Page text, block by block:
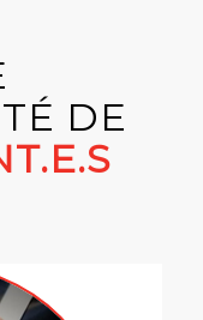
DE